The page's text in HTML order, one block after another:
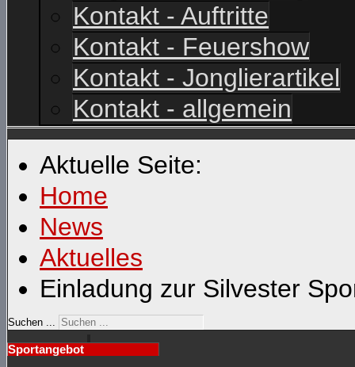
Kontakt - Auftritte
Kontakt - Feuershow
Kontakt - Jonglierartikel
Kontakt - allgemein
Aktuelle Seite:
Home
News
Aktuelles
Einladung zur Silvester
Suchen ...
Sportangebot